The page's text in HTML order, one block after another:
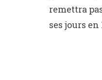
remettra
ses jours en